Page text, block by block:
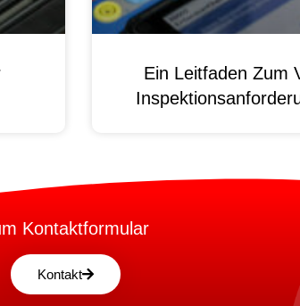
Ein Leitfaden Zum
Kontaktformular
Kontakt